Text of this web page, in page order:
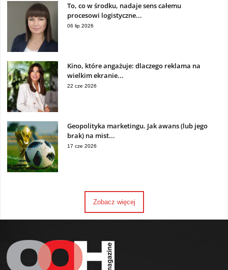
To, co w środku, nadaje sens całemu
procesowi logistyczne...
06 lip 2026
Kino, które angażuje: dlaczego reklama na
wielkim ekranie...
22 cze 2026
Geopolityka marketingu. Jak awans (lub jego
brak) na mist...
17 cze 2026
Zobacz więcej